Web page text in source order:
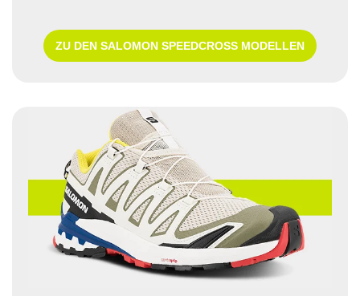
ZU DEN SALOMON SPEEDCROSS MODELLEN